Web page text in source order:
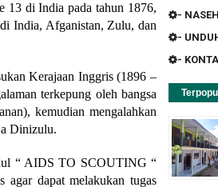
13 di India pada tahun 1876,
India, Afganistan, Zulu, dan
Kerajaan Inggris (1896 –
terkepung oleh bangsa
kemudian mengalahkan
Dinizulu.
“ AIDS TO SCOUTING “
agar dapat melakukan tugas
-
-
-